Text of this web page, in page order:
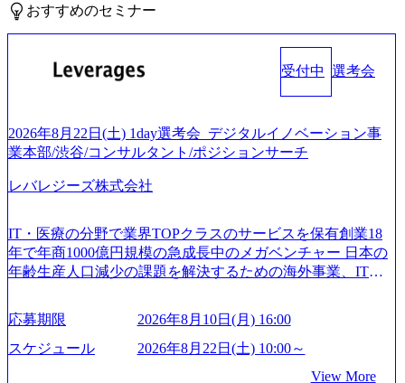
おすすめのセミナー
受付中 選考会
2026年8月22日(土) 1day選考会_デジタルイノベーション事
業本部/渋谷/コンサルタント/ポジションサーチ
レバレジーズ株式会社
IT・医療の分野で業界TOPクラスのサービスを保有創業18
年で年商1000億円規模の急成長中のメガベンチャー 日本の
年齢生産人口減少の課題を解決するための海外事業、IT事
以上の事業を展開する オールインハウスの組織体制をとっ
ており社内で新しい事業開発などの人員調達できる 独立資
本経営をとっており、事業創造の自由度が高い https://storag
応募期限
2026年8月10日(月) 16:00
スケジュール
2026年8月22日(土) 10:00～
View More